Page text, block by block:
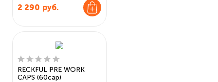
2 290 руб.
RECKFUL PRE WORK
CAPS (60cap)